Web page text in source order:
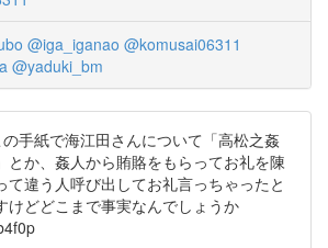
@iga_iganao @komusai06311
@yaduki_bm
手紙で海江田さんについて「高松之姦
とか、姦人から賄賂をもらってお礼を陳
て違う人呼び出してお礼言っちゃったと
けどどこまで事実なんでしょうか